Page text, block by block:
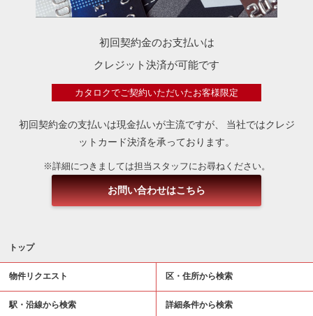
初回契約金のお支払いは
クレジット決済が可能です
カタロクでご契約いただいたお客様限定
初回契約金の支払いは現金払いが主流ですが、
当社ではクレジ
ットカード決済を承っております。
※詳細につきましては担当スタッフにお尋ねください。
お問い合わせはこちら
トップ
物件リクエスト 区・住所から検索
駅・沿線から検索 詳細条件から検索